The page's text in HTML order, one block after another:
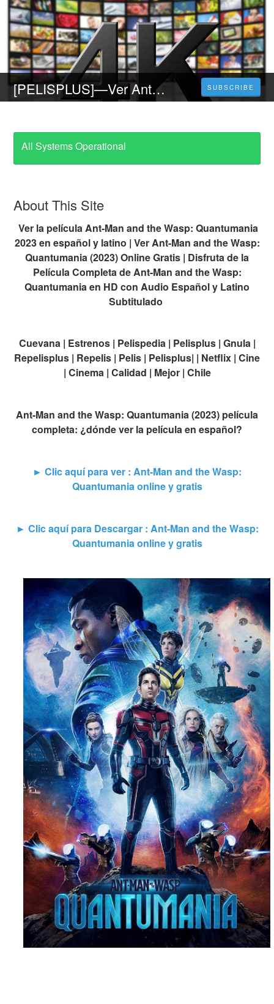
[PELISPLUS]—Ver Ant-Man and the Wasp: Quantumania Película Completa Online en Español y Latino SUBSCRIBE
All Systems Operational
About This Site
Ver la película Ant-Man and the Wasp: Quantumania
2023 en español y latino | Ver Ant-Man and the Wasp:
Quantumania (2023) Online Gratis | Disfruta de la
Película Completa de Ant-Man and the Wasp:
Quantumania en HD con Audio Español y Latino
Subtitulado
Cuevana | Estrenos | Pelispedia | Pelisplus | Gnula |
Repelisplus | Repelis | Pelis | Pelisplus| | Netflix | Cine
| Cinema | Calidad | Mejor | Chile
Ant-Man and the Wasp: Quantumania (2023) película
completa: ¿dónde ver la película en español?
► Clic aquí para ver : Ant-Man and the Wasp:
Quantumania online y gratis
► Clic aquí para Descargar : Ant-Man and the Wasp:
Quantumania online y gratis